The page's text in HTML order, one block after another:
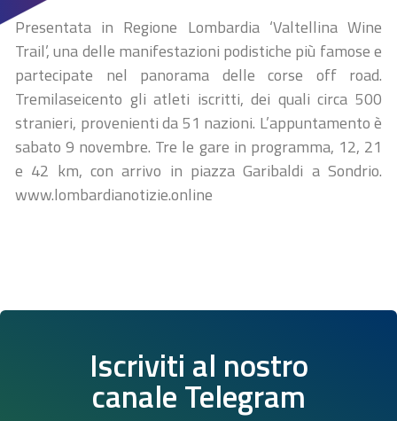
Presentata in Regione Lombardia ‘Valtellina Wine
Trail’, una delle manifestazioni podistiche più famose e
partecipate nel panorama delle corse off road.
Tremilaseicento gli atleti iscritti, dei quali circa 500
stranieri, provenienti da 51 nazioni. L’appuntamento è
sabato 9 novembre. Tre le gare in programma, 12, 21
e 42 km, con arrivo in piazza Garibaldi a Sondrio.
www.lombardianotizie.online
Iscriviti al nostro
canale Telegram